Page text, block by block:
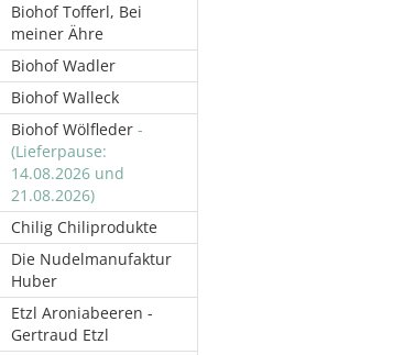
Biohof Tofferl, Bei
meiner Ähre
Biohof Wadler
Biohof Walleck
Biohof Wölfleder -
(Lieferpause:
14.08.2026 und
21.08.2026)
Chilig Chiliprodukte
Die Nudelmanufaktur
Huber
Etzl Aroniabeeren -
Gertraud Etzl